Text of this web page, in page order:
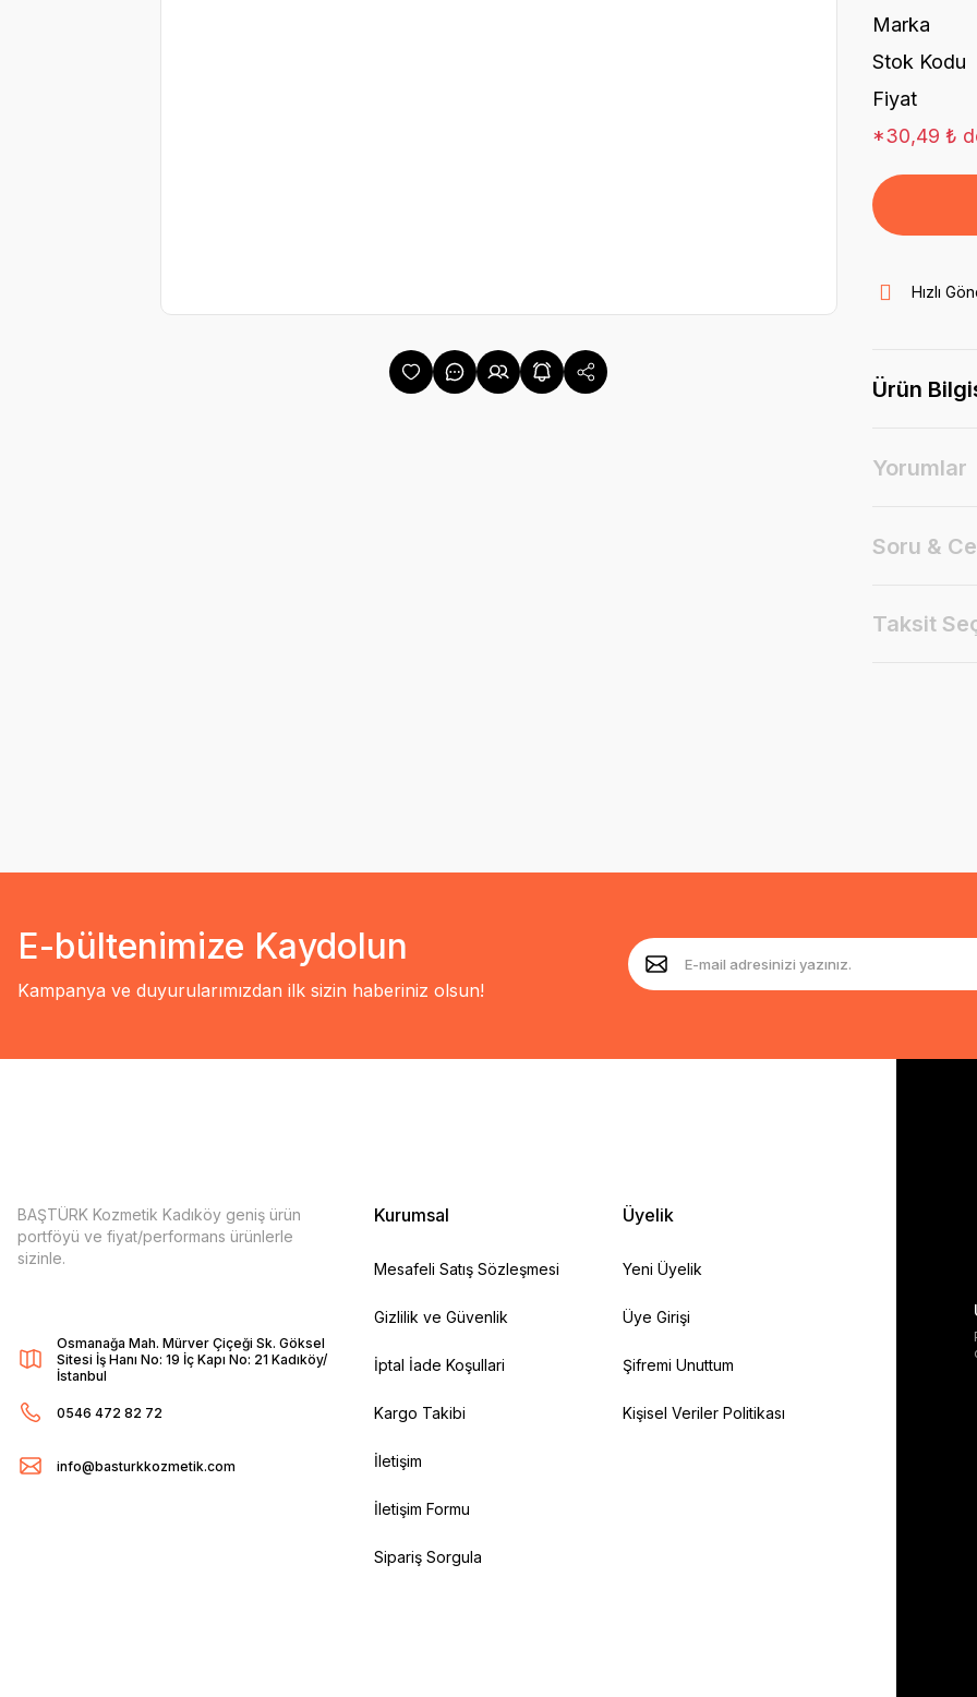
Marka
Stok Kodu
Fiyat
*30,49 ₺
Hızlı
Ürün
Yorumlar
Soru &
Taksit
E-bültenimize Kaydolun
Kampanya ve duyurularımızdan ilk sizin haberiniz olsun!
BAŞTÜRK Kozmetik Kadıköy geniş ürün
portföyü ve fiyat/performans ürünlerle
sizinle.
Osmanağa Mah. Mürver Çiçeği Sk. Göksel
Sitesi İş Hanı No: 19 İç Kapı No: 21 Kadıköy/
İstanbul
0546 472 82 72
info@basturkkozmetik.com
Kurumsal
Mesafeli Satış Sözleşmesi
Gizlilik ve Güvenlik
İptal İade Koşullari
Kargo Takibi
İletişim
İletişim Formu
Sipariş Sorgula
Üyelik
Yeni Üyelik
Üye Girişi
Şifremi Unuttum
Kişisel Veriler Politikası